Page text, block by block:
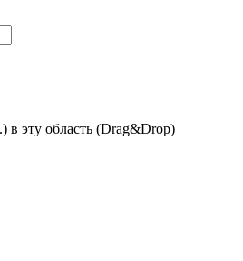
эту область (Drag&Drop)